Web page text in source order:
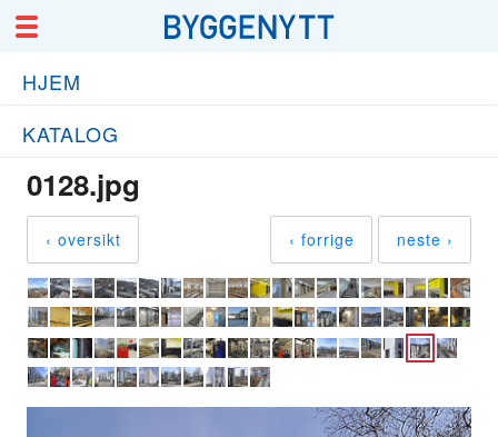
HJEM
KATALOG
0128.jpg
‹ oversikt ‹ forrige neste ›